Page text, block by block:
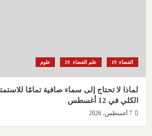
الفضاء علم الفضاء علوم
لماذا لا تحتاج إلى سماء صافية تمامًا
الكلي في 12 أغسطس
7 أغسطس، 2026